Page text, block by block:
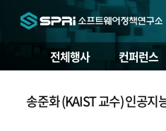
전체행사 컨퍼런스
송준화 (KAIST 교수) 인공지